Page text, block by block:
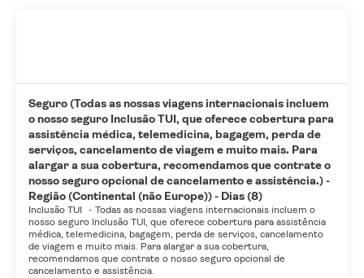
Seguro (Todas as nossas viagens internacionais incluem
o nosso seguro Inclusão TUI, que oferece cobertura para
assistência médica, telemedicina, bagagem, perda de
serviços, cancelamento de viagem e muito mais. Para
alargar a sua cobertura, recomendamos que contrate o
nosso seguro opcional de cancelamento e assistência.) -
Região (Continental (não Europe)) - Dias (8)
Inclusão TUI - Todas as nossas viagens internacionais incluem o
nosso seguro Inclusão TUI, que oferece cobertura para assistência
médica, telemedicina, bagagem, perda de serviços, cancelamento
de viagem e muito mais. Para alargar a sua cobertura,
recomendamos que contrate o nosso seguro opcional de
cancelamento e assistência.